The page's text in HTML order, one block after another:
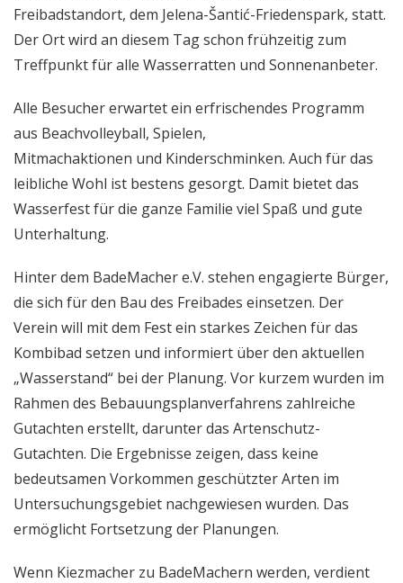
Freibadstandort, dem Jelena-Šantić-Friedenspark, statt.
Der Ort wird an diesem Tag schon frühzeitig zum
Treffpunkt für alle Wasserratten und Sonnenanbeter.
Alle Besucher erwartet ein erfrischendes Programm
aus Beachvolleyball, Spielen,
Mitmachaktionen und Kinderschminken. Auch für das
leibliche Wohl ist bestens gesorgt. Damit bietet das
Wasserfest für die ganze Familie viel Spaß und gute
Unterhaltung.
Hinter dem BadeMacher e.V. stehen engagierte Bürger,
die sich für den Bau des Freibades einsetzen. Der
Verein will mit dem Fest ein starkes Zeichen für das
Kombibad setzen und informiert über den aktuellen
„Wasserstand“ bei der Planung. Vor kurzem wurden im
Rahmen des Bebauungsplanverfahrens zahlreiche
Gutachten erstellt, darunter das Artenschutz-
Gutachten. Die Ergebnisse zeigen, dass keine
bedeutsamen Vorkommen geschützter Arten im
Untersuchungsgebiet nachgewiesen wurden. Das
ermöglicht Fortsetzung der Planungen.
Wenn Kiezmacher zu BadeMachern werden, verdient